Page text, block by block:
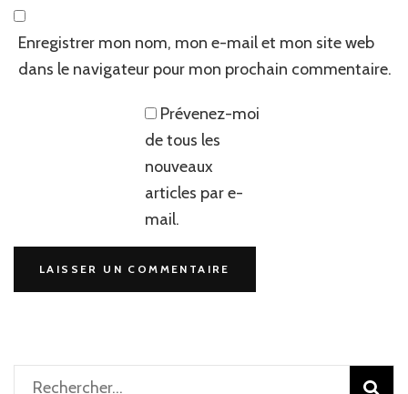
Enregistrer mon nom, mon e-mail et mon site web
dans le navigateur pour mon prochain commentaire.
Prévenez-moi
de tous les
nouveaux
articles par e-
mail.
Rechercher :